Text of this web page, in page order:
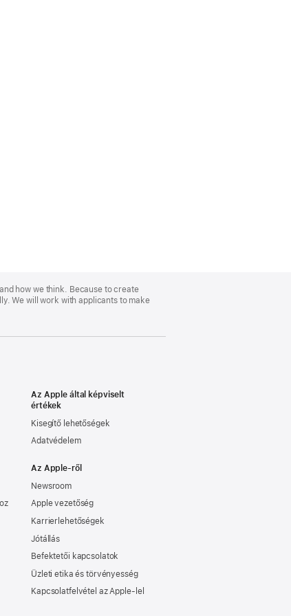
how we think. Because to create
We will work with applicants to make
Az Apple által képviselt
értékek
Kisegítő lehetőségek
Adatvédelem
Az Apple-ről
Newsroom
Apple vezetőség
Karrierlehetőségek
Jótállás
Befektetői kapcsolatok
Üzleti etika és törvényesség
Kapcsolatfelvétel az Apple-lel